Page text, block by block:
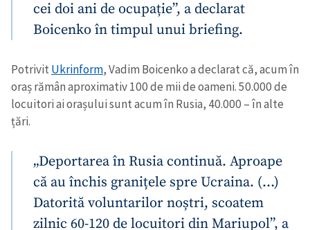
cei doi ani de ocupație”, a declarat
Boicenko în timpul unui briefing.
Potrivit Ukrinform, Vadim Boicenko a declarat că, acum în
oraș rămân aproximativ 100 de mii de oameni. 50.000 de
locuitori ai orașului sunt acum în Rusia, 40.000 – în alte
țări.
„Deportarea în Rusia continuă. Aproape
că au închis granițele spre Ucraina. (…)
Datorită voluntarilor noștri, scoatem
zilnic 60-120 de locuitori din Mariupol”, a